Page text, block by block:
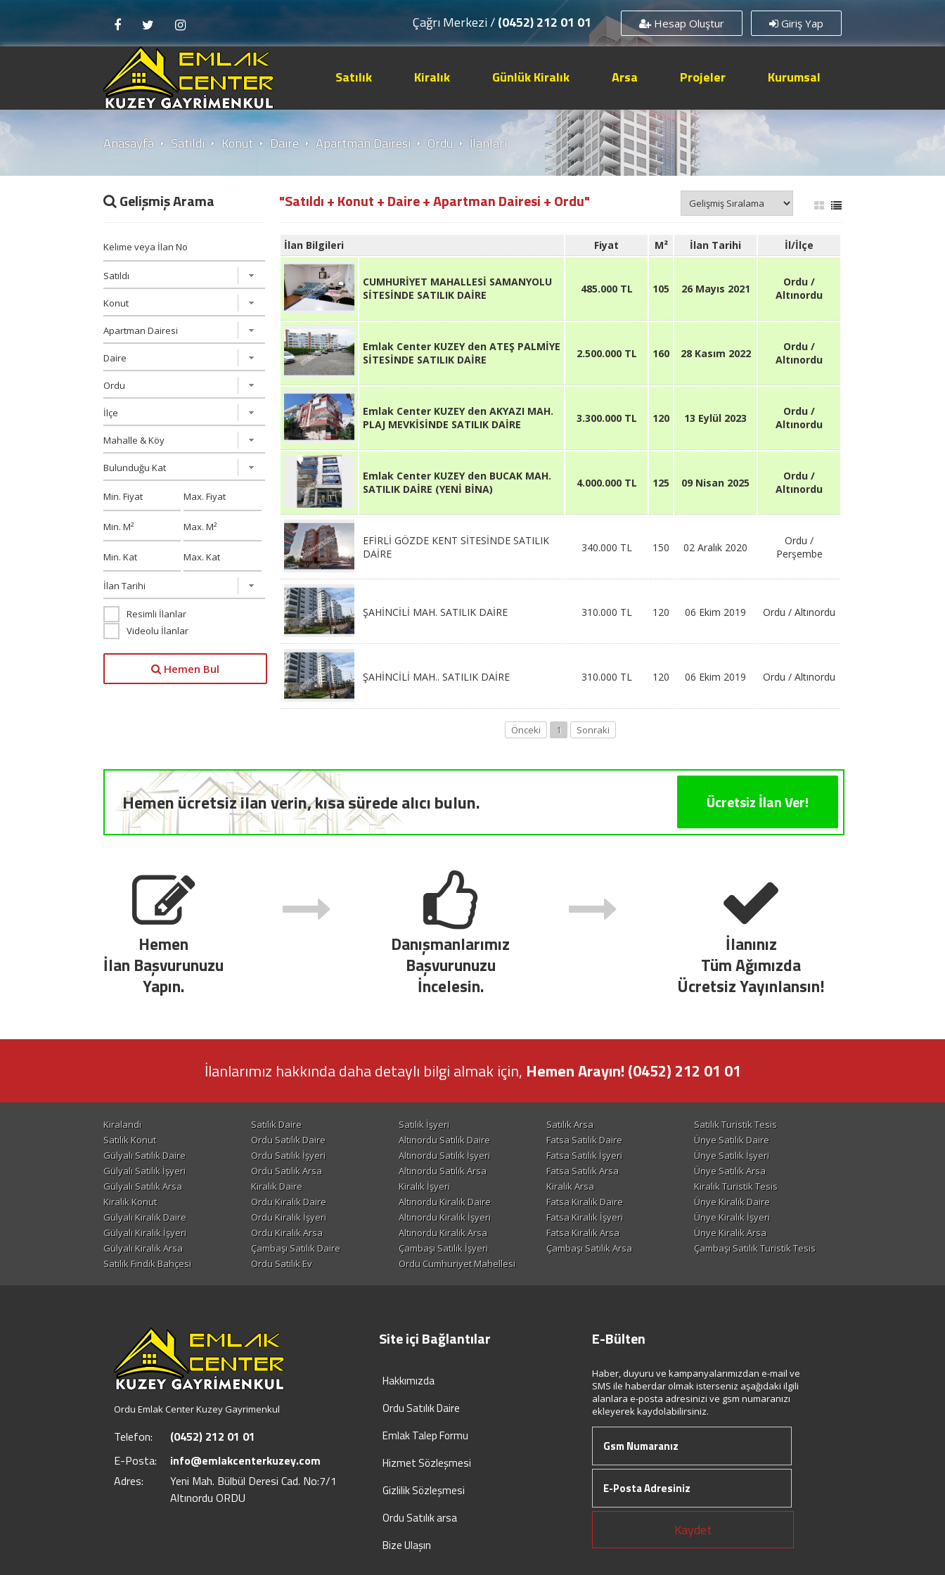
Giriş Yap
Hesap Oluştur
Çağrı Merkezi /(0452) 212 01 01
Satılık Kiralık Günlük Kiralık Arsa Projeler Kurumsal
Anasayfa Satıldı Konut Daire Apartman Dairesi Ordu İlanları
"Satıldı + Konut + Daire + Apartman Dairesi + Ordu"
İlan Bilgileri Fiyat M² İlan Tarihi İl/İlçe
CUMHURİYET MAHALLESİ SAMANYOLU
SİTESİNDE SATILIK DAİRE
485.000 TL 105 26 Mayıs 2021
Ordu /
Altınordu
Emlak Center KUZEY den ATEŞ PALMİYE
SİTESİNDE SATILIK DAİRE
2.500.000 TL 160 28 Kasım 2022
Ordu /
Altınordu
Emlak Center KUZEY den AKYAZI MAH.
PLAJ MEVKİSİNDE SATILIK DAİRE
3.300.000 TL 120 13 Eylül 2023
Ordu /
Altınordu
Emlak Center KUZEY den BUCAK MAH.
SATILIK DAİRE (YENİ BİNA)
4.000.000 TL 125 09 Nisan 2025
Ordu /
Altınordu
EFİRLİ GÖZDE KENT SİTESİNDE SATILIK
DAİRE
340.000 TL 150 02 Aralık 2020
Ordu /
Perşembe
ŞAHİNCİLİ MAH. SATILIK DAİRE 310.000 TL 120 06 Ekim 2019 Ordu / Altınordu
ŞAHİNCİLİ MAH.. SATILIK DAİRE 310.000 TL 120 06 Ekim 2019 Ordu / Altınordu
Önceki 1 Sonraki
Gelişmiş Arama
Resimli İlanlar
Videolu İlanlar
Hemen Bul
Hemen ücretsiz ilan verin, kısa sürede alıcı bulun. Ücretsiz İlan Ver!
Hemen
İlan Başvurunuzu
Yapın.
Danışmanlarımız
Başvurunuzu
İncelesin.
İlanınız
Tüm Ağımızda
Ücretsiz Yayınlansın!
İlanlarımız hakkında daha detaylı bilgi almak için, Hemen Arayın! (0452) 212 01 01
Kiralandi Satılık Daire Satılık İşyeri Satılık Arsa
Satılık Turistik Tesis
Satılık Konut
Ordu Satılık Daire Altınordu Satılık Daire Fatsa Satılık Daire
Ünye Satılık Daire
Gülyalı Satılık Daire
Ordu Satılık İşyeri Altınordu Satılık İşyeri Fatsa Satılık İşyeri
Ünye Satılık İşyeri
Gülyalı Satılık İşyeri
Ordu Satılık Arsa Altınordu Satılık Arsa Fatsa Satılık Arsa
Ünye Satılık Arsa
Gülyalı Satılık Arsa
Kiralık Daire Kiralık İşyeri Kiralık Arsa
Kiralık Turistik Tesis
Kiralık Konut
Ordu Kiralık Daire Altınordu Kiralık Daire Fatsa Kiralık Daire
Ünye Kiralık Daire
Gülyalı Kiralık Daire
Ordu Kiralık İşyeri Altınordu Kiralık İşyeri Fatsa Kiralık İşyeri
Ünye Kiralık İşyeri
Gülyalı Kiralık İşyeri
Ordu Kiralık Arsa Altınordu Kiralık Arsa Fatsa Kiralık Arsa
Ünye Kiralık Arsa
Gülyalı Kiralık Arsa
Çambaşı Satılık Daire Çambaşı Satılık İşyeri Çambaşı Satılık Arsa
Çambaşı Satılık Turistik Tesis
Satılık Fındık Bahçesi
Ordu Satılık Ev Ordu Cumhuriyet Mahellesi
Ordu Emlak Center Kuzey Gayrimenkul
Telefon:
(0452) 212 01 01
E-Posta:
info@emlakcenterkuzey.com
Adres:
Yeni Mah. Bülbül Deresi Cad. No:7/1
Altınordu ORDU
Site içi Bağlantılar
Hakkımızda
Ordu Satılık Daire
Emlak Talep Formu
Hizmet Sözleşmesi
Gizlilik Sözleşmesi
Ordu Satılık arsa
Bize Ulaşın
E-Bülten
Haber, duyuru ve kampanyalarımızdan e-mail ve
SMS ile haberdar olmak isterseniz aşağıdaki ilgili
alanlara e-posta adresinizi ve gsm numaranızı
ekleyerek kaydolabilirsiniz.
Kaydet